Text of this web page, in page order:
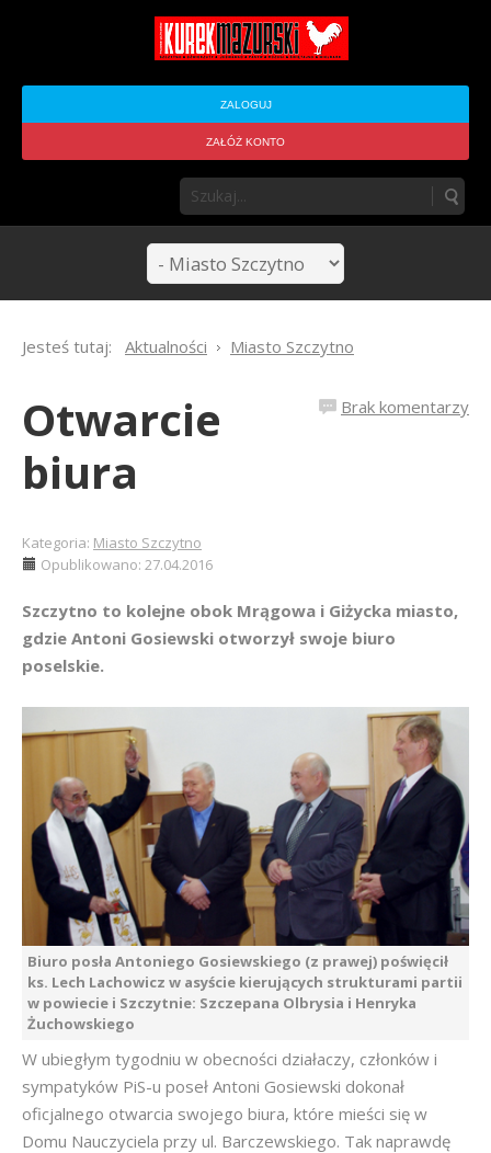
ZALOGUJ
ZAŁÓŻ KONTO
Jesteś tutaj: Aktualności Miasto Szczytno
Brak komentarzy
Otwarcie
biura
Kategoria: Miasto Szczytno
Opublikowano: 27.04.2016
Szczytno to kolejne obok Mrągowa i Giżycka miasto,
gdzie Antoni Gosiewski otworzył swoje biuro
poselskie.
Biuro posła Antoniego Gosiewskiego (z prawej) poświęcił
ks. Lech Lachowicz w asyście kierujących strukturami partii
w powiecie i Szczytnie: Szczepana Olbrysia i Henryka
Żuchowskiego
W ubiegłym tygodniu w obecności działaczy, członków i
sympatyków PiS-u poseł Antoni Gosiewski dokonał
oficjalnego otwarcia swojego biura, które mieści się w
Domu Nauczyciela przy ul. Barczewskiego. Tak naprawdę